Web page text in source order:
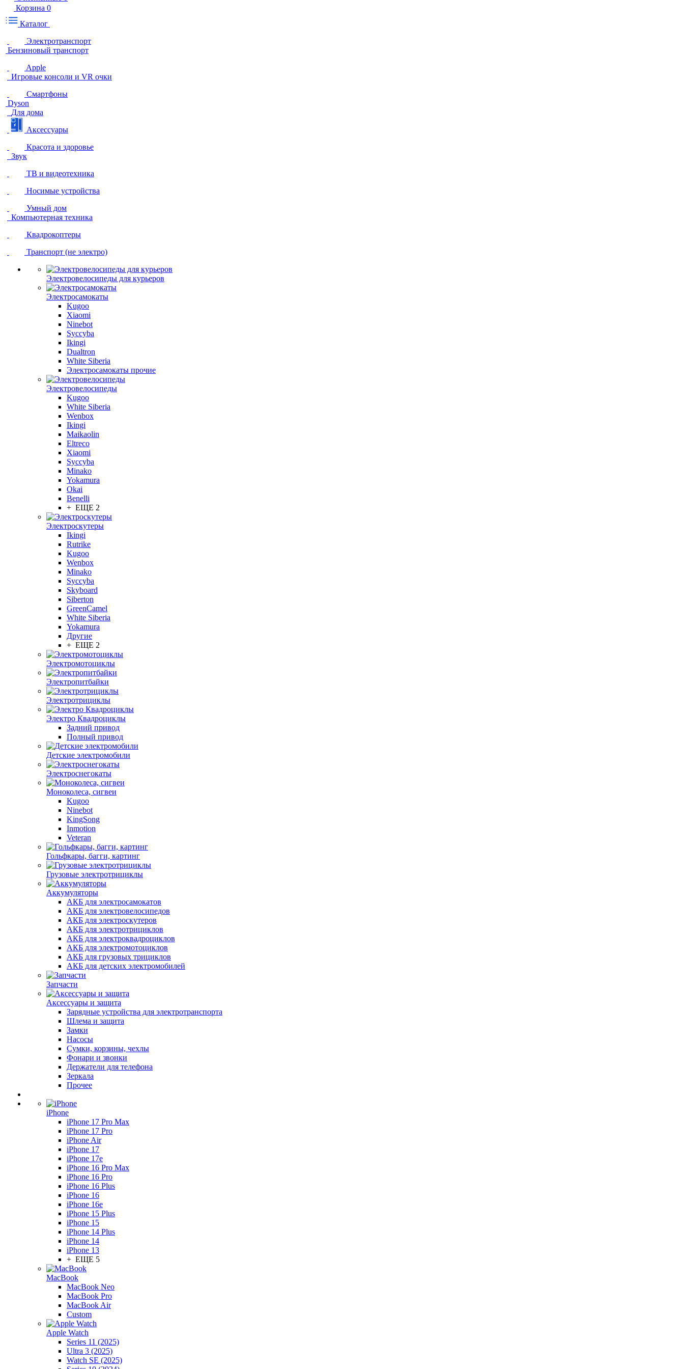
Корзина 0
Каталог
Электротранспорт
Бензиновый транспорт
Apple
Игровые консоли и VR очки
Смартфоны
Dyson
Для дома
Аксессуары
Красота и здоровье
Звук
ТВ и видеотехника
Носимые устройства
Умный дом
Компьютерная техника
Квадрокоптеры
Транспорт (не электро)
Электровелосипеды для курьеров
Электросамокаты
Kugoo
Xiaomi
Ninebot
Syccyba
Ikingi
Dualtron
White Siberia
Электросамокаты прочие
Электровелосипеды
Kugoo
White Siberia
Wenbox
Ikingi
Maikaolin
Eltreco
Xiaomi
Syccyba
Minako
Yokamura
Okai
Benelli
+ ЕЩЕ 2
Электроскутеры
Ikingi
Rutrike
Kugoo
Wenbox
Minako
Syccyba
Skyboard
Siberton
GreenCamel
White Siberia
Yokamura
Другие
+ ЕЩЕ 2
Электромотоциклы
Электропитбайки
Электротрициклы
Электро Квадроциклы
Задний привод
Полный привод
Детские электромобили
Электроснегокаты
Моноколеса, сигвеи
Kugoo
Ninebot
KingSong
Inmotion
Veteran
Гольфкары, багги, картинг
Грузовые электротрициклы
Аккумуляторы
АКБ для электросамокатов
АКБ для электровелосипедов
АКБ для электроскутеров
АКБ для электротрициклов
АКБ для электроквадроциклов
АКБ для электромотоциклов
АКБ для грузовых трициклов
АКБ для детских электромобилей
Запчасти
Аксессуары и защита
Зарядные устройства для электротранспорта
Шлема и защита
Замки
Насосы
Сумки, корзины, чехлы
Фонари и звонки
Держатели для телефона
Зеркала
Прочее
iPhone
iPhone 17 Pro Max
iPhone 17 Pro
iPhone Air
iPhone 17
iPhone 17e
iPhone 16 Pro Max
iPhone 16 Pro
iPhone 16 Plus
iPhone 16
iPhone 16e
iPhone 15 Plus
iPhone 15
iPhone 14 Plus
iPhone 14
iPhone 13
+ ЕЩЕ 5
MacBook
MacBook Neo
MacBook Pro
MacBook Air
Custom
Apple Watch
Series 11 (2025)
Ultra 3 (2025)
Watch SE (2025)